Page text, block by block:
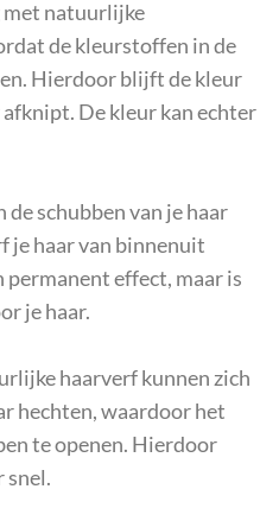
met natuurlijke
de kleurstoffen in de
Hierdoor blijft de kleur
De kleur kan echter
schubben van je haar
je haar van binnenuit
permanent effect, maar is
je haar.
haarverf kunnen zich
hechten, waardoor het
te openen. Hierdoor
snel.